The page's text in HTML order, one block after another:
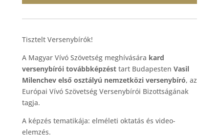
Tisztelt Versenybírók!
A Magyar Vívó Szövetség meghívására kard
versenybírói továbbképzésttart Budapesten Vasil
Milenchev első osztályú nemzetközi versenybíró, az
Európai Vívó Szövetség Versenybírói Bizottságának
tagja.
A képzés tematikája: elméleti oktatás és video-
elemzés.